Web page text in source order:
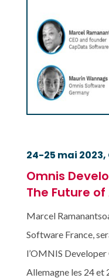
24-25 mai 2023,
Omnis
The Future
Marcel
Software France,
l’OMNIS
Allemagne les 24 et